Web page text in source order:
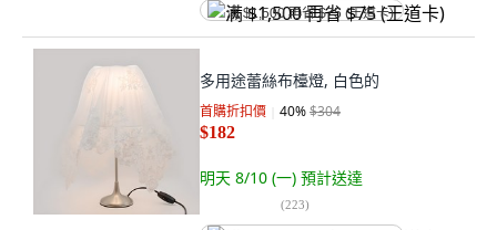
满 $1,500 再省 $75 (王道卡)
多用途蕾絲布檯燈, 白色的
首購折扣價 40%$304
$182
明天 8/10 (一) 預計送達
(223)